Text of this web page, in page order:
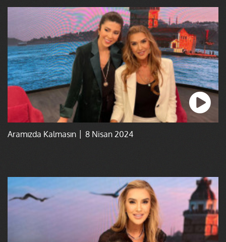
Aramızda Kalmasın │ 8 Nisan 2024